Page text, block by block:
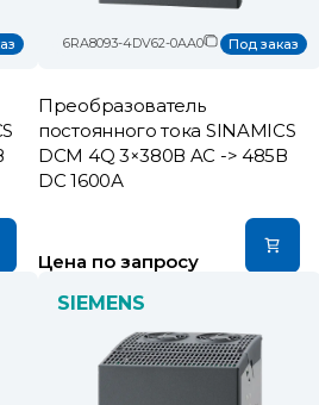
6RA8093-4DV62-0AA0 Под заказ
Преобразователь
постоянного тока SINAMICS
DCM 4Q 3×380В AC -> 485В
DC 1600А
Цена по запросу
SIEMENS